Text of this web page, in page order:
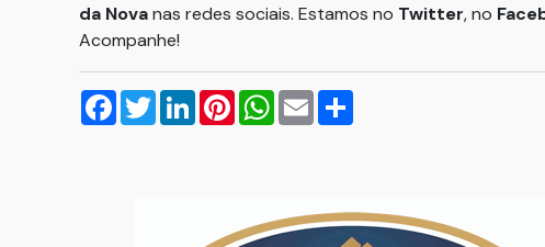
da Novanas redes sociais. Estamos no Twitter, no
Acompanhe!
Facebook
TwitterLinkedInPinterestWhatsApp
Email